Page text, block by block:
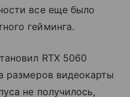
все еще было
гейминга.
RTX 5060
размеров видеокарты
не получилось,